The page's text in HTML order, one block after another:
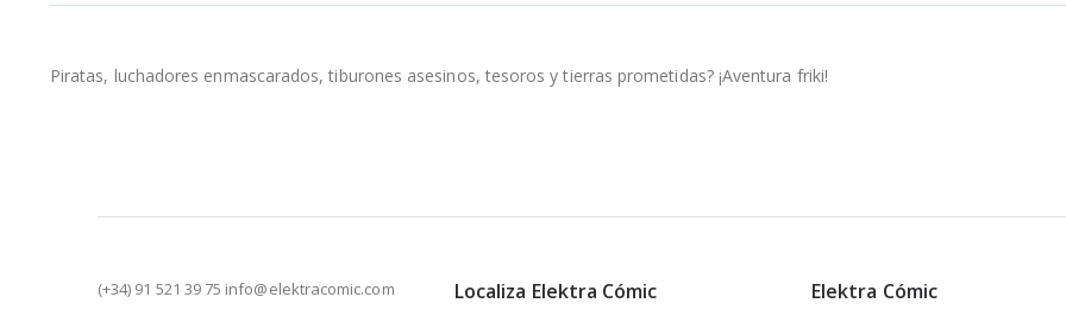
la
imágenes
Piratas, luchadores enmascarados, tiburones asesinos, tesoros y tierras prometidas? ¡Aventura friki!
(+34) 91 521 39 75 info@elektracomic.com Localiza Elektra Cómic Elektra Cómic